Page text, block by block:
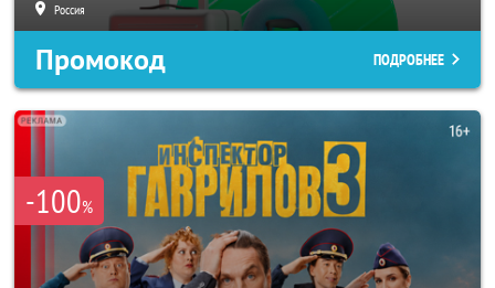
Россия
Промокод ПОДРОБНЕЕ
-100%